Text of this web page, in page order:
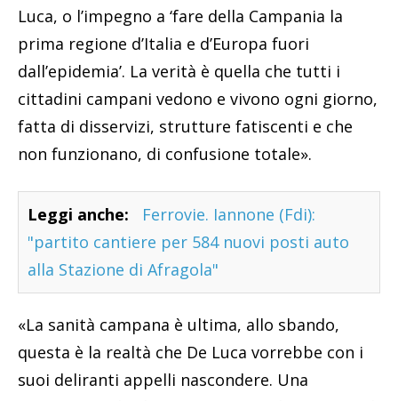
Luca, o l’impegno a ‘fare della Campania la
prima regione d’Italia e d’Europa fuori
dall’epidemia’. La verità è quella che tutti i
cittadini campani vedono e vivono ogni giorno,
fatta di disservizi, strutture fatiscenti e che
non funzionano, di confusione totale».
Leggi anche:
Ferrovie. Iannone (Fdi):
"partito cantiere per 584 nuovi posti auto
alla Stazione di Afragola"
«La sanità campana è ultima, allo sbando,
questa è la realtà che De Luca vorrebbe con i
suoi deliranti appelli nascondere. Una